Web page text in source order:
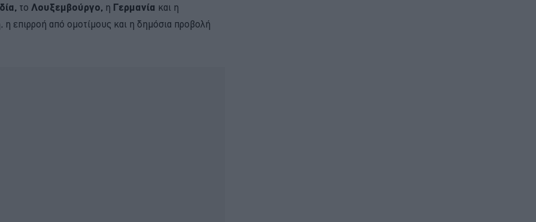
το Λουξεμβούργο, η Γερμανία και η
επιρροή από ομοτίμους και η δημόσια προβολή